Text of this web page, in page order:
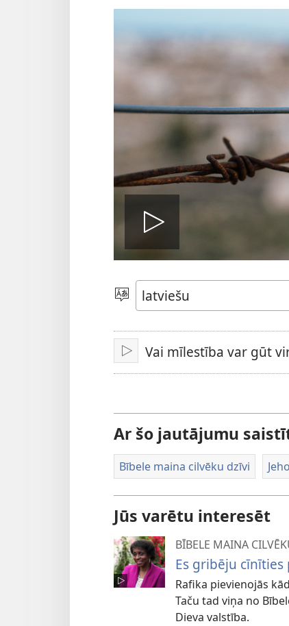
Atskaņot
video
Izvēlieties
valodu
Atskaņot
Vai mīlestība var gūt
Ar šo jautājumu
Bībele maina cilvēku dzīvi
Jūs varētu interesēt
BĪBELE MAINA
Es gribēju
Rafika pievienojās
Taču tad viņa no
Dieva valstība.